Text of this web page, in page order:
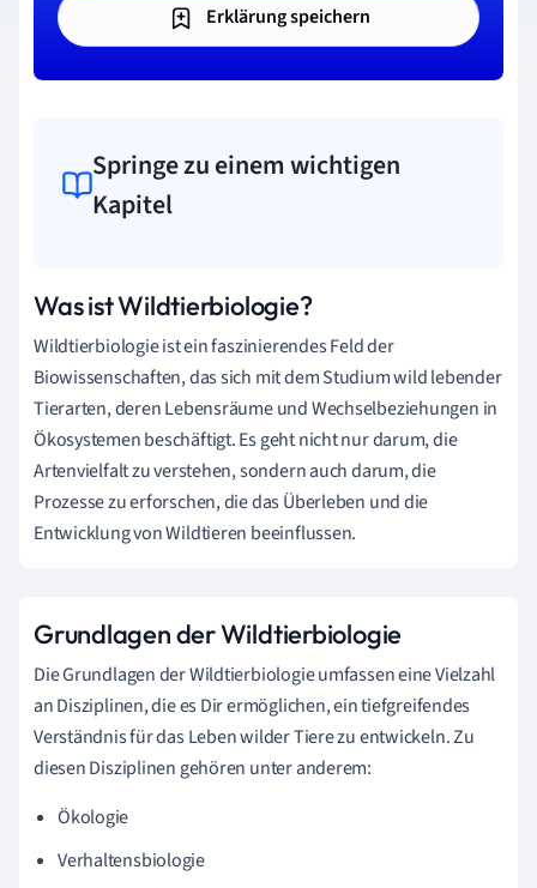
Erklärung speichern
Springe zu einem wichtigen
Kapitel
Was ist Wildtierbiologie?
Wildtierbiologie ist ein faszinierendes Feld der
Biowissenschaften, das sich mit dem Studium wild lebender
Tierarten, deren Lebensräume und Wechselbeziehungen in
Ökosystemen beschäftigt. Es geht nicht nur darum, die
Artenvielfalt zu verstehen, sondern auch darum, die
Prozesse zu erforschen, die das Überleben und die
Entwicklung von Wildtieren beeinflussen.
Grundlagen der Wildtierbiologie
Die Grundlagen der Wildtierbiologie umfassen eine Vielzahl
an Disziplinen, die es Dir ermöglichen, ein tiefgreifendes
Verständnis für das Leben wilder Tiere zu entwickeln. Zu
diesen Disziplinen gehören unter anderem:
Ökologie
Verhaltensbiologie